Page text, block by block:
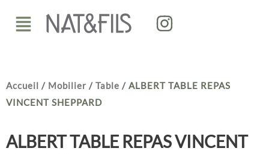
contenu
Menu
Accueil / Mobilier / Table / ALBERT TABLE REPAS
VINCENT SHEPPARD
ALBERT TABLE REPAS VINCENT